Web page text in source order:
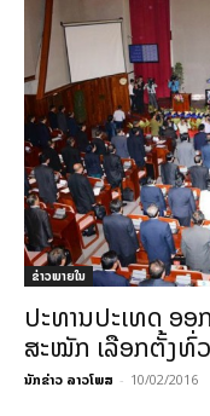
ຂ່າວພາຍ​ໃນ
ປະທານປະເທດ ອ
ສະໝັກ ເລືອກຕັ້ງທົ່
ນັກຂ່າວ ລາວໂພສ - 10/02/2016